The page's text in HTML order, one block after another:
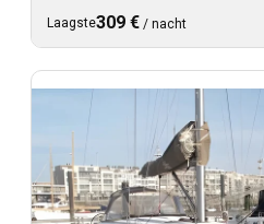
Laagste309 € / nacht